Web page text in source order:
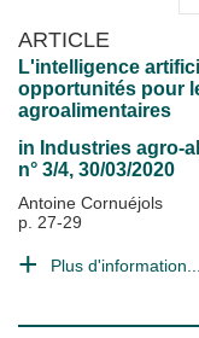
ARTICLE
L'intelligence
opportunités pour
agroalimentaires
in Industries agro-
n° 3/4, 30/03/2020
Antoine Cornuéjols
p. 27-29
Plus d'information...